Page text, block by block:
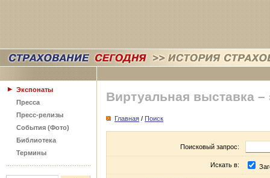
Экспонаты
Пресса
Пресс-релизы
События (Фото)
Библиотека
Термины
Виртуальная выставка –
Главная / Поиск
Поисковый запрос:
Искать в: